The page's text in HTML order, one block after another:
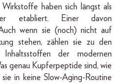
Wirkstoffe haben sich längst als
etabliert. Einer davon
wenn sie (noch) nicht auf
stehen, zählen sie zu den
Inhaltsstoffen der modernen
genau Kupferpeptide sind, wie
in keine Slow-Aging-Routine